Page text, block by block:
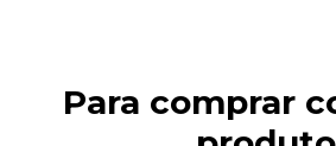
Para comprar